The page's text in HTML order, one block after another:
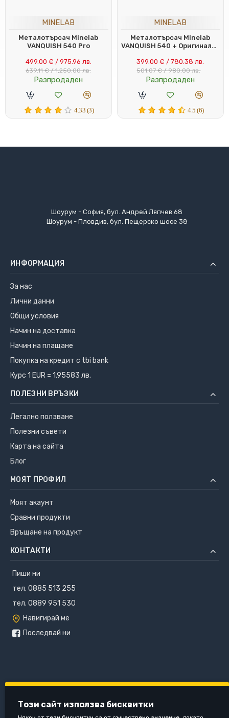
MINELAB
Металотърсач Minelab
VANQUISH 540 Pro
499.00 € / 975.96 лв.
639.11 € / 1,250.00 лв.
Разпродаден
4.33 (3)
MINELAB
Металотърсач Minelab
VANQUISH 540 + Оригинален
399.00 € / 780.38 лв.
501.07 € / 980.00 лв.
Разпродаден
4.5 (6)
Шоурум - София, бул. Андрей Ляпчев 68
Шоурум - Пловдив, бул. Пещерско шосе 38
ИНФОРМАЦИЯ
За нас
Лични данни
Общи условия
Начин на доставка
Начин на плащане
Покупка на кредит с tbi bank
Курс 1 EUR = 1.95583 лв.
ПОЛЕЗНИ ВРЪЗКИ
Легално ползване
Полезни съвети
Карта на сайта
Блог
МОЯТ ПРОФИЛ
Моят акаунт
Сравни продукти
Връщане на продукт
КОНТАКТИ
Пиши ни
тел. 0885 513 255
тел. 0889 951 530
Навигирай ме
Последвай ни
Този сайт използва бисквитки